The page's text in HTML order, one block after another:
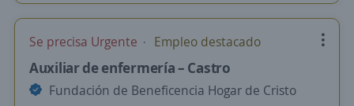
Se precisa Urgente Empleo destacado
Auxiliar de enfermería – Castro
Fundación de Beneficencia Hogar de Cristo